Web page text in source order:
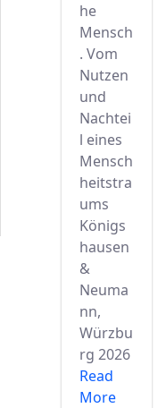
he
Mensch
. Vom
Nutzen
und
Nachtei
l eines
Mensch
heitstra
ums
Königs
hausen
&
Neuma
nn,
Würzbu
rg 2026
Read
More